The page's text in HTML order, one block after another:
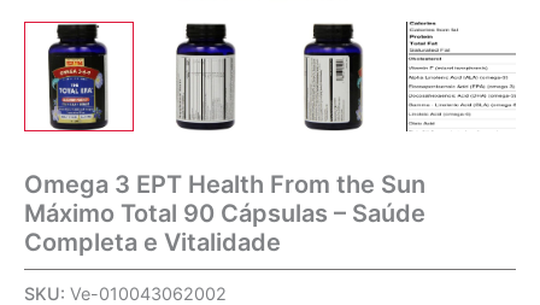
Omega 3 EPT Health From the Sun
Máximo Total 90 Cápsulas – Saúde
Completa e Vitalidade
SKU: Ve-010043062002